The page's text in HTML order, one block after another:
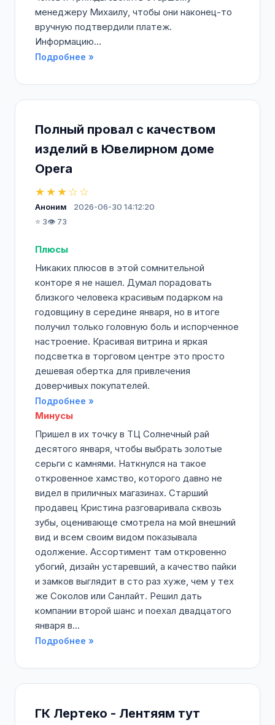
менеджеру Михаилу, чтобы они наконец-то
вручную подтвердили платеж.
Информацию...
Подробнее »
Полный провал с качеством
изделий в Ювелирном доме
Opera
★★★☆☆
Аноним
2026-06-30 14:12:20
⭐ 3👁️ 73
Плюсы
Никаких плюсов в этой сомнительной
конторе я не нашел. Думал порадовать
близкого человека красивым подарком на
годовщину в середине января, но в итоге
получил только головную боль и испорченное
настроение. Красивая витрина и яркая
подсветка в торговом центре это просто
дешевая обертка для привлечения
доверчивых покупателей.
Подробнее »
Минусы
Пришел в их точку в ТЦ Солнечный рай
десятого января, чтобы выбрать золотые
серьги с камнями. Наткнулся на такое
откровенное хамство, которого давно не
видел в приличных магазинах. Старший
продавец Кристина разговаривала сквозь
зубы, оценивающе смотрела на мой внешний
вид и всем своим видом показывала
одолжение. Ассортимент там откровенно
убогий, дизайн устаревший, а качество пайки
и замков выглядит в сто раз хуже, чем у тех
же Соколов или Санлайт. Решил дать
компании второй шанс и поехал двадцатого
января в...
Подробнее »
ГК Лертеко - Лентяям тут